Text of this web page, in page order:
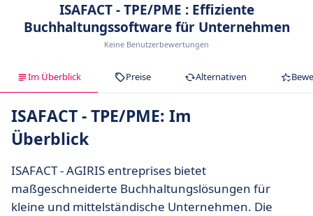
ISAFACT - TPE/PME : Effiziente
Buchhaltungssoftware für Unternehmen
Keine Benutzerbewertungen
Im Überblick Preise Alternativen
ISAFACT - TPE/PME: Im
Überblick
ISAFACT - AGIRIS entreprises bietet
maßgeschneiderte Buchhaltungslösungen für
kleine und mittelständische Unternehmen. Die